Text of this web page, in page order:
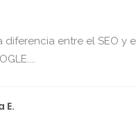
entre el SEO y
E.